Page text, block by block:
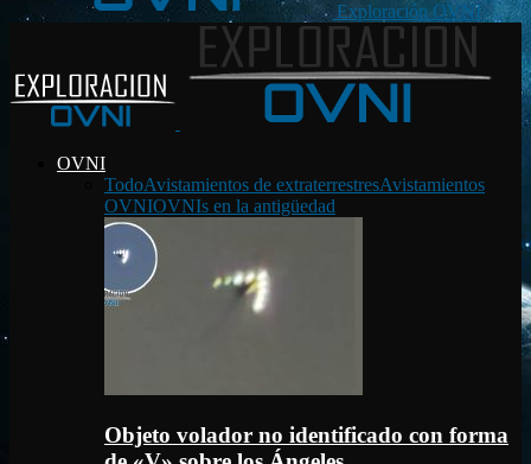
Exploración OVNI
OVNI
TodoAvistamientos de extraterrestresAvistamientos
OVNIOVNIs en la antigüedad
Objeto volador no identificado con forma